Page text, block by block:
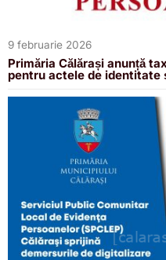
9 februarie 2026
Primăria Călărași anunță
pentru actele de identitate